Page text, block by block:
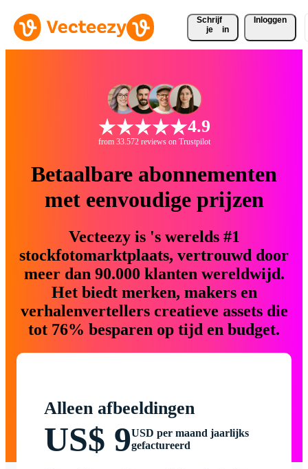
Schrijf
je
in
Inloggen
4.9
from 33.572 reviews on Trustpilot
Betaalbare abonnementen
met eenvoudige prijzen
Vecteezy is 's werelds #1
stockfotomarktplaats, vertrouwd door
meer dan 90.000 klanten wereldwijd.
Het biedt merken, makers en
verhalenvertellers creatieve assets die
tot 76% besparen op tijd en budget.
Alleen afbeeldingen
US$ 9USD per maand jaarlijks
gefactureerd